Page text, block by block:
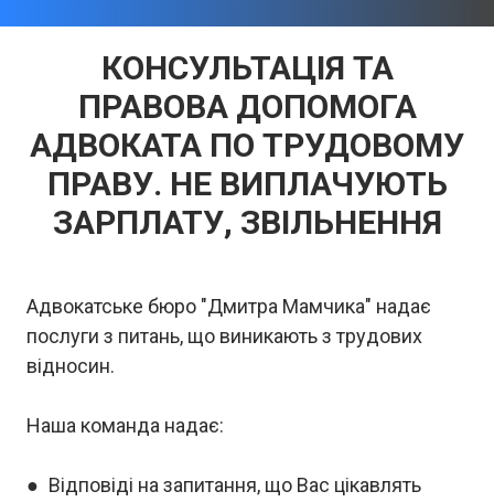
КОНСУЛЬТАЦІЯ ТА
ПРАВОВА ДОПОМОГА
АДВОКАТА ПО ТРУДОВОМУ
ПРАВУ. НЕ ВИПЛАЧУЮТЬ
ЗАРПЛАТУ, ЗВІЛЬНЕННЯ
Адвокатське бюро "Дмитра Мамчика" надає
послуги з питань, що виникають з трудових
відносин.
Наша команда надає:
● Відповіді на запитання, що Вас цікавлять